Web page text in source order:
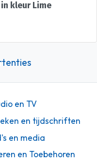
kleur Lime
en TV
en tijdschriften
en media
en Toebehoren